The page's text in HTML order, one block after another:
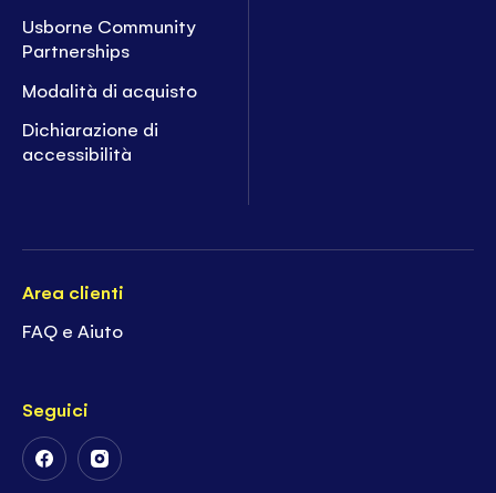
Usborne Community
Partnerships
Modalità di acquisto
Dichiarazione di
accessibilità
Area clienti
FAQ e Aiuto
Seguici
FollowFollow